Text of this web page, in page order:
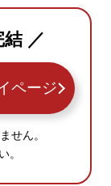
結 ／
ページ
せん。
。